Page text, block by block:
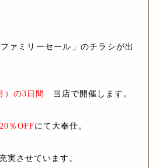
ァミリーセール」のチラシが出
）の3日間 当店で開催します。
％OFFにて大奉仕。
実させています。